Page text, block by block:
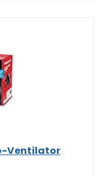
Ventilator